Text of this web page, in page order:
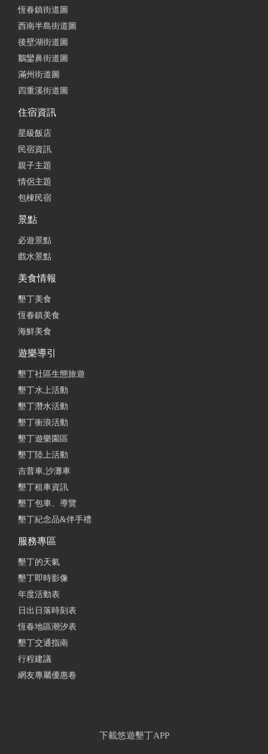
恆春鎮街道圖
西南半島街道圖
後壁湖街道圖
鵝鑾鼻街道圖
滿州街道圖
四重溪街道圖
住宿資訊
星級飯店
民宿資訊
親子主題
情侶主題
包棟民宿
景點
必遊景點
戲水景點
美食情報
墾丁美食
恆春鎮美食
海鮮美食
遊樂導引
墾丁社區生態旅遊
墾丁水上活動
墾丁潛水活動
墾丁衝浪活動
墾丁遊樂園區
墾丁陸上活動
吉普車,沙灘車
墾丁租車資訊
墾丁包車、導覽
墾丁紀念品&伴手禮
服務專區
墾丁的天氣
墾丁即時影像
年度活動表
日出日落時刻表
恆春地區潮汐表
墾丁交通指南
行程建議
網友專屬優惠卷
下載悠遊墾丁APP